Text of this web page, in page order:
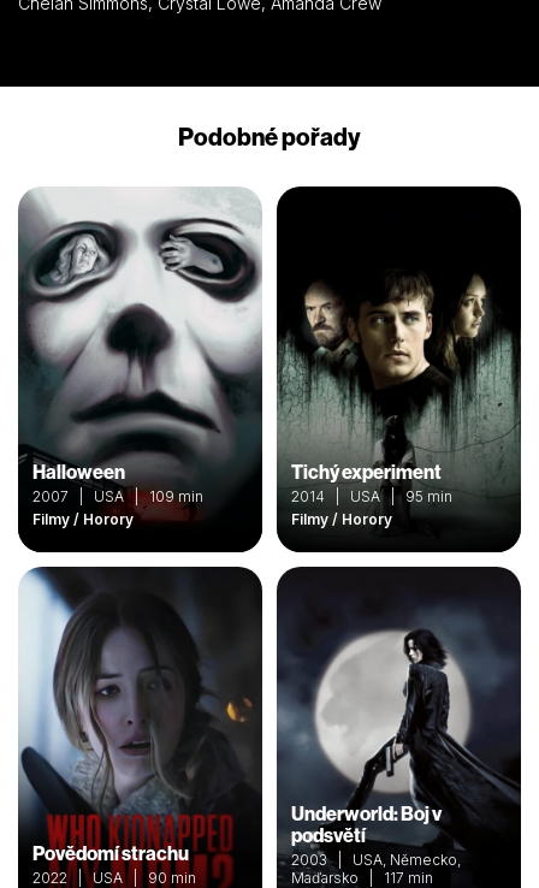
Podobné pořady
Halloween
2007 | USA | 109 min
Filmy / Horory
Tichý experiment
2014 | USA | 95 min
Filmy / Horory
Povědomí strachu
2022 | USA | 90 min
Underworld: Boj v
podsvětí
2003 | USA, Německo,
Maďarsko | 117 min